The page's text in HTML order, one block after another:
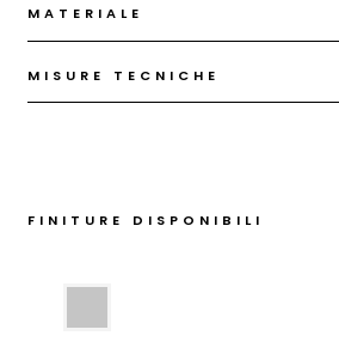
MATERIALE
MISURE TECNICHE
FINITURE DISPONIBILI